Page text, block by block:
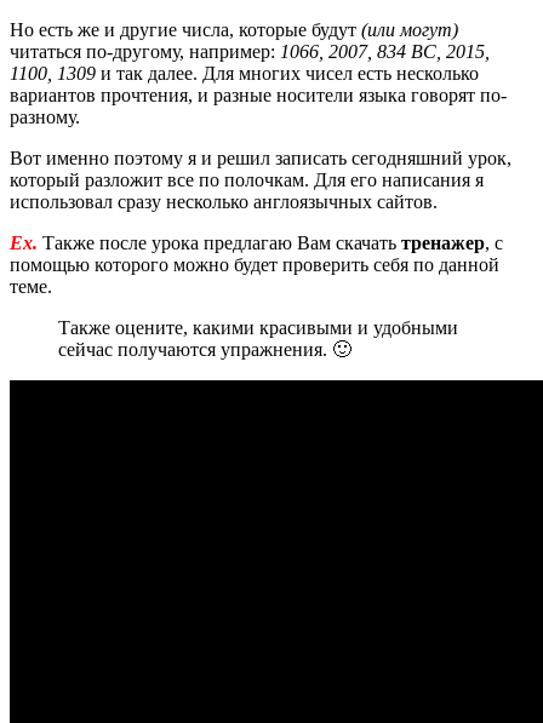
Но есть же и другие числа, которые будут (или могут)
читаться по-другому, например: 1066, 2007, 834 BC, 2015,
1100, 1309 и так далее. Для многих чисел есть несколько
вариантов прочтения, и разные носители языка говорят по-
разному.
Вот именно поэтому я и решил записать сегодняшний урок,
который разложит все по полочкам. Для его написания я
использовал сразу несколько англоязычных сайтов.
Ex. Также после урока предлагаю Вам скачать тренажер, с
помощью которого можно будет проверить себя по данной
теме.
Также оцените, какими красивыми и удобными
сейчас получаются упражнения. 🙂